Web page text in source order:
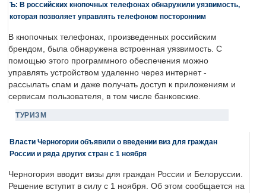
Ъ: В российских кнопочных телефонах обнаружили уязвимость,
которая позволяет управлять телефоном посторонним
В кнопочных телефонах, произведенных российским
брендом, была обнаружена встроенная уязвимость. С
помощью этого программного обеспечения можно
управлять устройством удаленно через интернет -
рассылать спам и даже получать доступ к приложениям и
сервисам пользователя, в том числе банковские.
ТУРИЗМ
Власти Черногории объявили о введении виз для граждан
России и ряда других стран с 1 ноября
Черногория вводит визы для граждан России и Белоруссии.
Решение вступит в силу с 1 ноября. Об этом сообщается на